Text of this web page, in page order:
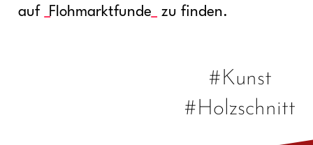
auf
Flohmarktfunde zu finden.
#Kunst
#Holzschnitt